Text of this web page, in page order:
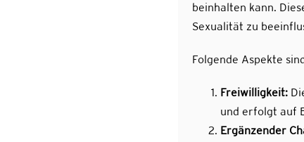
beinhalten kann.
Sexualität zu
Folgende Aspekte
Freiwilligkeit:
und erfolgt auf
Ergänzender